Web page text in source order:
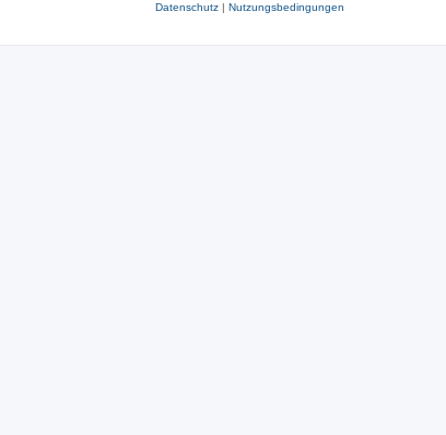
Datenschutz| Nutzungsbedingungen